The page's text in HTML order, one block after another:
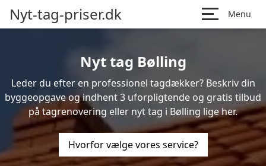
Nyt-tag-priser.dk Menu
Nyt tag Bølling
Leder du efter en professionel tagdækker? Beskriv din
byggeopgave og indhent 3 uforpligtende og gratis tilbud
på tagrenovering eller nyt tag i Bølling lige her.
Hvorfor vælge vores service?